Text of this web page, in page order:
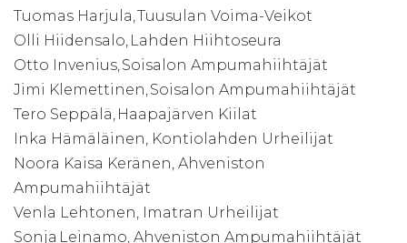
Tuomas Harjula, Tuusulan Voima-Veikot
Olli Hiidensalo, Lahden Hiihtoseura
Otto Invenius, Soisalon Ampumahiihtäjät
Jimi Klemettinen, Soisalon Ampumahiihtäjät
Tero Seppälä, Haapajärven Kiilat
Inka Hämäläinen, Kontiolahden Urheilijat
Noora Kaisa Keränen, Ahveniston
Ampumahiihtäjät
Venla Lehtonen, Imatran Urheilijat
Sonja Leinamo, Ahveniston Ampumahiihtäjät